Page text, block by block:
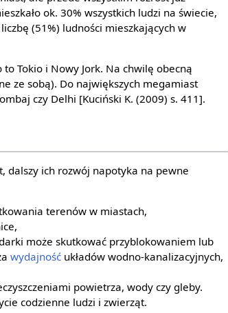
ok. 30% wszystkich ludzi na świecie,
(51%) ludności mieszkających w
to Tokio i Nowy Jork. Na chwilę obecną
ze sobą). Do największych megamiast
czy Delhi [Kuciński K. (2009) s. 411].
dalszy ich rozwój napotyka na pewne
terenów w miastach,
może skutkować przyblokowaniem lub
wydajnośćukładów wodno-kanalizacyjnych,
powietrza, wody czy gleby.
codzienne ludzi i zwierząt.